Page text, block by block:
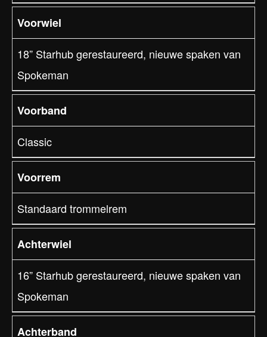
Voorwiel
18” Starhub gerestaureerd, nieuwe spaken van
Spokeman
Voorband
Classic
Voorrem
Standaard trommelrem
Achterwiel
16” Starhub gerestaureerd, nieuwe spaken van
Spokeman
Achterband